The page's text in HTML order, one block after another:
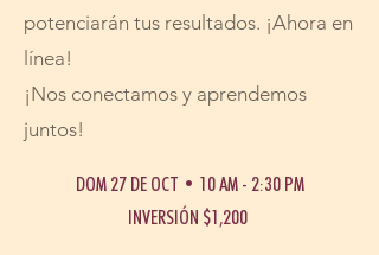
potenciarán tus resultados. ¡Ahora en
línea!
¡Nos conectamos y aprendemos
juntos!
DOM 27 DE OCT • 10 AM - 2:30 PM
INVERSIÓN $1,200